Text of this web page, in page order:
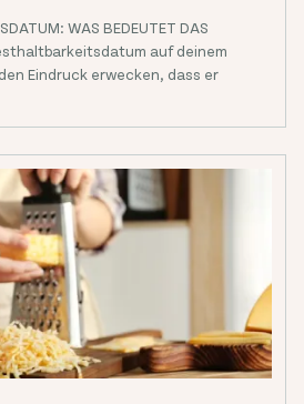
WAS BEDEUTET DAS
auf deinem
Eindruck erwecken, dass er